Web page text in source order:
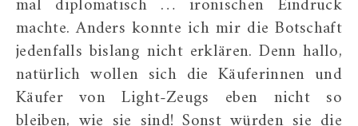
machte. Anders konnte ich mir die Botschaft
jedenfalls bislang nicht erklären. Denn hallo,
natürlich wollen sich die Käuferinnen und
Käufer von Light-Zeugs eben nicht so